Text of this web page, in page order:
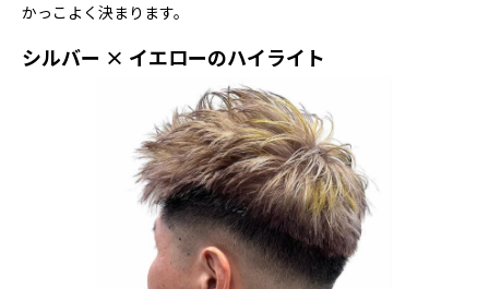
かっこよく決まります。
シルバー × イエローのハイライト